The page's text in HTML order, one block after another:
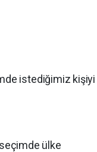
istediğimiz kişiyi
ülke